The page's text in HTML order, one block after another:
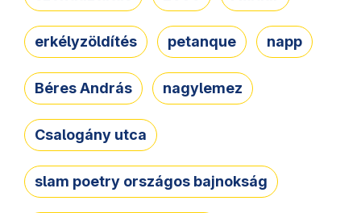
erkélyzöldítés petanque napp
Béres András nagylemez
Csalogány utca
slam poetry országos bajnokság